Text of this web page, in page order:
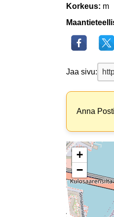
Korkeus: m
Jaa sivu:
Anna
+
−